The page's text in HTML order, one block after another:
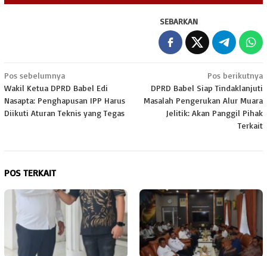
SEBARKAN
Navigasi
pos
Pos sebelumnya
Wakil Ketua DPRD Babel Edi
Nasapta: Penghapusan IPP Harus
Diikuti Aturan Teknis yang Tegas
Pos berikutnya
DPRD Babel Siap Tindaklanjuti
Masalah Pengerukan Alur Muara
Jelitik: Akan Panggil Pihak
Terkait
POS TERKAIT